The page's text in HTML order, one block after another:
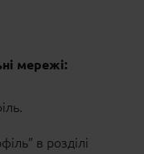
мережі:
в розділі